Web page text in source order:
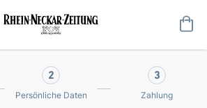
2
Persönliche Daten
3
Zahlung